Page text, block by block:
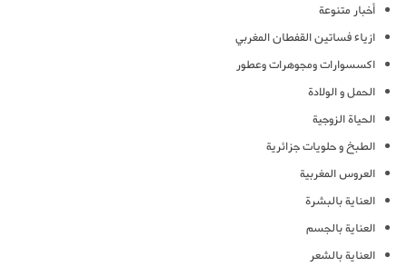
أخبار متنوعة
ازياء فساتين القفطان المغربي
اكسسوارات ومجوهرات وعطور
الحمل و الولادة
الحياة الزوجية
الطبخ و حلويات جزائرية
العروس المغربية
العناية بالبشرة
العناية بالجسم
العناية بالشعر